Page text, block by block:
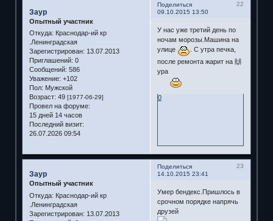
Поделиться
22
09.10.2015 13:50
Заур
Опытный участник
Откуда: Краснодар-ий кр
.Ленинградская
Зарегистрирован: 13.07.2013
Приглашений: 0
Сообщений: 586
Уважение: +102
Пол: Мужской
Возраст: 49 [1977-06-29]
Провел на форуме:
15 дней 14 часов
Последний визит:
26.07.2026 09:54
У нас уже третий день по
ночам морозы.Машина на
улице
. С утра печка,
после ремонта жарит на 🙌
ура
0
Поделиться
23
14.10.2015 23:41
Заур
Опытный участник
Откуда: Краснодар-ий кр
.Ленинградская
Зарегистрирован: 13.07.2013
Умер бендекс.Пришлось в
срочном порядке напрячь
друзей